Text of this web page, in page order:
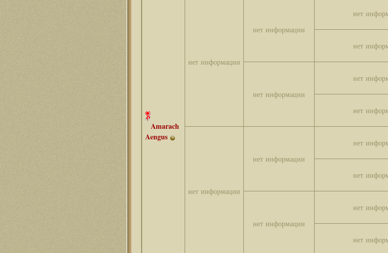
Amarach
Aengus
нет информации
нет информации
нет
нет
нет информации
нет
нет
нет информации
нет информации
нет
нет
нет информации
нет
нет